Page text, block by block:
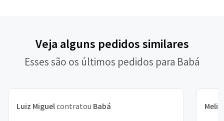
Veja alguns pedidos similares
Esses são os últimos pedidos para Babá
Luiz Miguelcontratou Babá